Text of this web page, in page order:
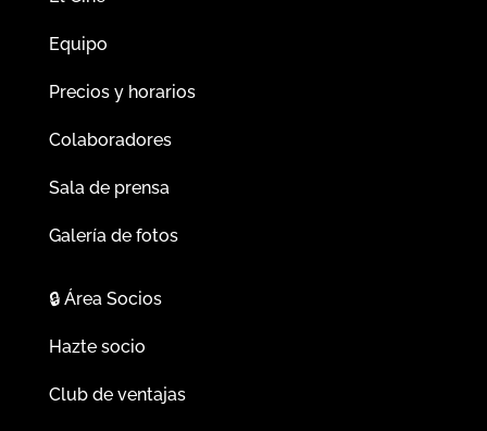
Equipo
Precios y horarios
Colaboradores
Sala de prensa
Galería de fotos
🔒Área Socios
Hazte socio
Club de ventajas